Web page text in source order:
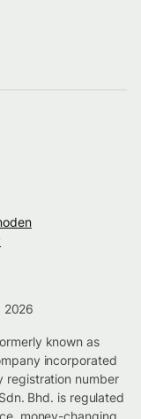
2026
known as
incorporated
registration number
Bhd. is regulated
money-changing